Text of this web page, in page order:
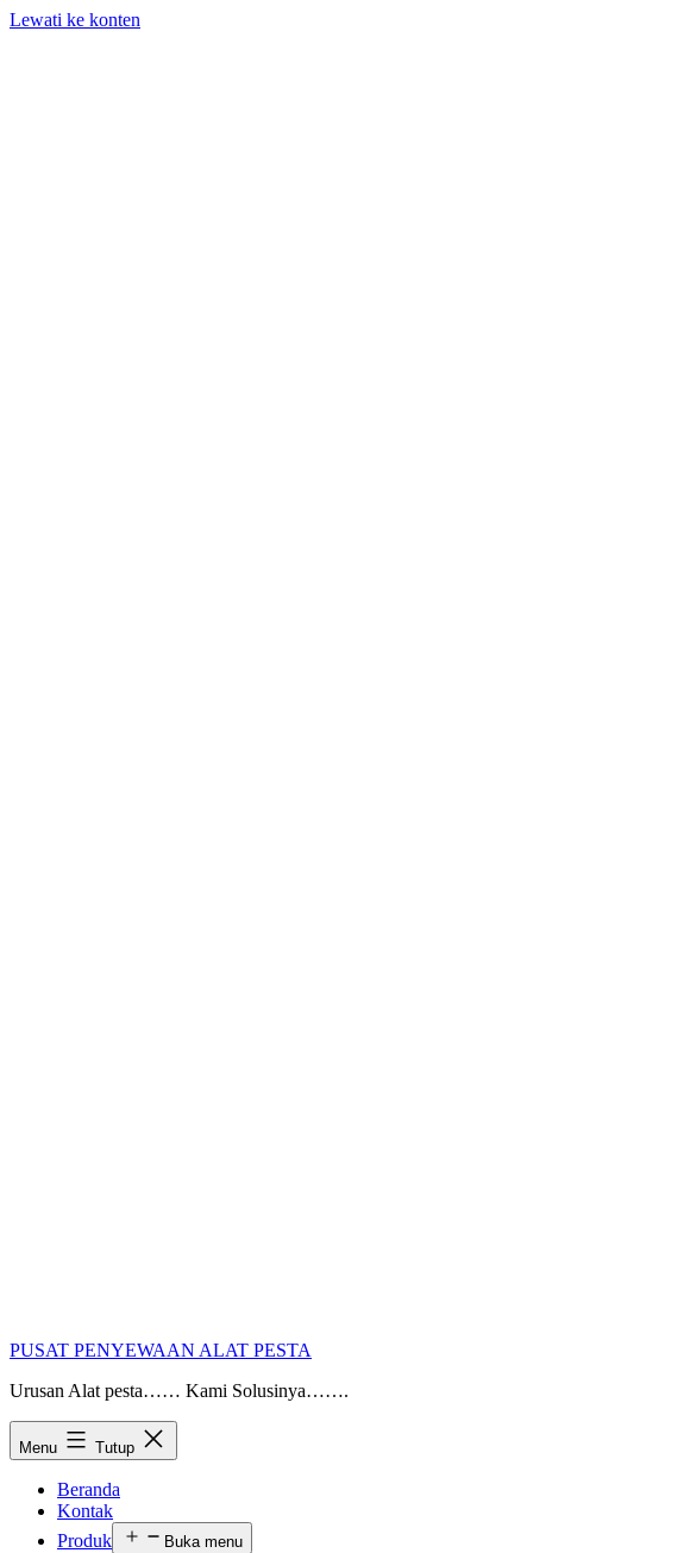
Lewati ke konten
PUSAT PENYEWAAN ALAT PESTA
Urusan Alat pesta…… Kami Solusinya…….
Menu Tutup
Beranda
Kontak
Produk
Buka menu